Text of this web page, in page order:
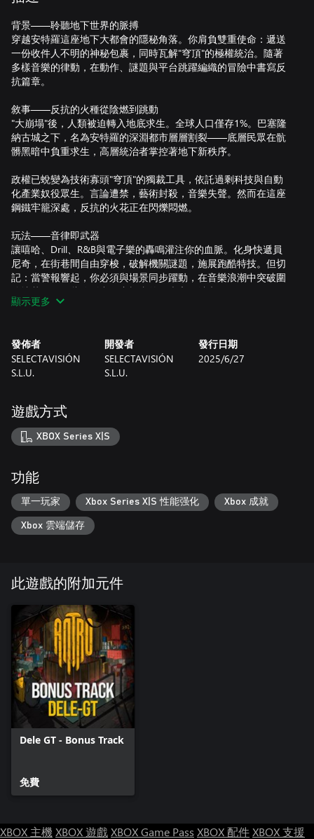
背景——聆聽地下世界的脈搏
穿越安特羅這座地下大都會的隱秘角落。你肩負雙重使命：遞送
一份收件人不明的神秘包裹，同時瓦解"穹頂"的極權統治。隨著
多樣音樂的律動，在動作、謎題與平台跳躍編織的冒險中書寫反
抗篇章。
敘事——反抗的火種從陰燃到跳動
"大崩塌"後，人類被迫轉入地底求生。全球人口僅存1%。巴塞隆
納古城之下，名為安特羅的深淵都市層層割裂——底層民眾在骯
髒黑暗中負重求生，高層統治者掌控著地下新秩序。
政權已蛻變為技術寡頭"穹頂"的獨裁工具，依託過剩科技與自動
化產業奴役眾生。言論遭禁，藝術封殺，音樂失聲。然而在這座
鋼鐵牢籠深處，反抗的火花正在閃爍悶燃。
玩法——音律即武器
讓嘻哈、Drill、R&B與電子樂的轟鳴灌注你的血脈。化身快遞員
尼奇，在街巷間自由穿梭，破解機關謎題，施展跑酷特技。但切
記：當警報響起，你必須與場景同步躍動，在音樂浪潮中突破圍
追堵截——那些陰影中，窺視者的目光永不消逝。
隱秘——派送改變歷史的包裹
作為安特羅萬千底層的一員，尼奇曾是普通又虛無的獨行者。原
地下都市層層褶皺，"穹頂"的目光逐漸聚焦於你。也許加入“不諧
眾”僅僅是不得不，掀翻“穹頂”卻是不能不……
準備好面對這個異化世界的吞噬吧。改革安特羅的金鑰，此刻正
顯示更多
發佈者
SELECTAVISIÓN
S.L.U.
開發者
SELECTAVISIÓN
S.L.U.
發行日期
2025/6/27
遊戲方式
XBOX Series X|S
功能
單一玩家 Xbox Series X|S 性能强化 Xbox 成就
Xbox 雲端儲存
此遊戲的附加元件
Dele GT - Bonus Track
免費
XBOX 主機XBOX 遊戲XBOX Game Pass XBOX 配件XBOX 支援